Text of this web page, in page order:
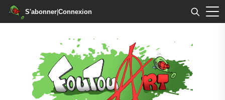
S'abonner|Connexion